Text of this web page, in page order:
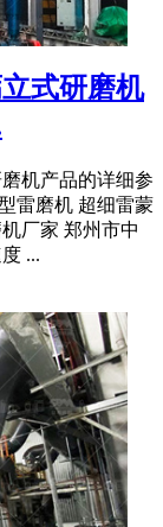
式研磨机
机产品的详细参
雷磨机 超细雷蒙
厂家 郑州市中
...